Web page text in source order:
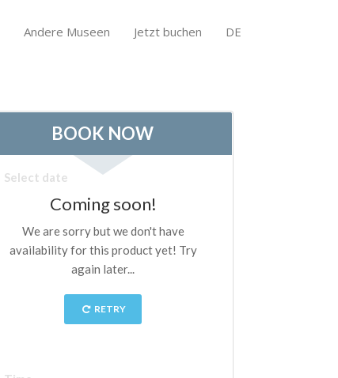
Andere Museen Jetzt buchen DE